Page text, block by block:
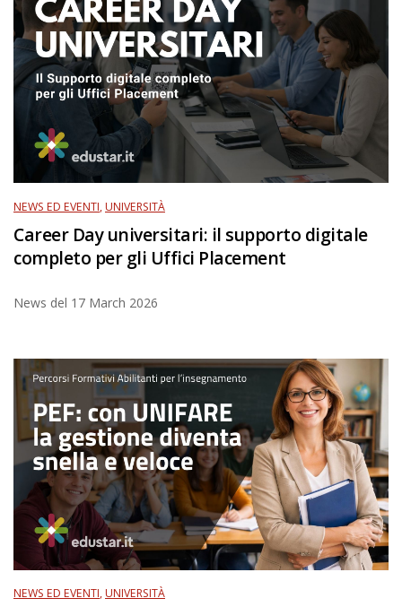
NEWS ED EVENTI,UNIVERSITÀ
Career Day universitari: il supporto digitale
completo per gli Uffici Placement
News del 17 March 2026
NEWS ED EVENTI,UNIVERSITÀ